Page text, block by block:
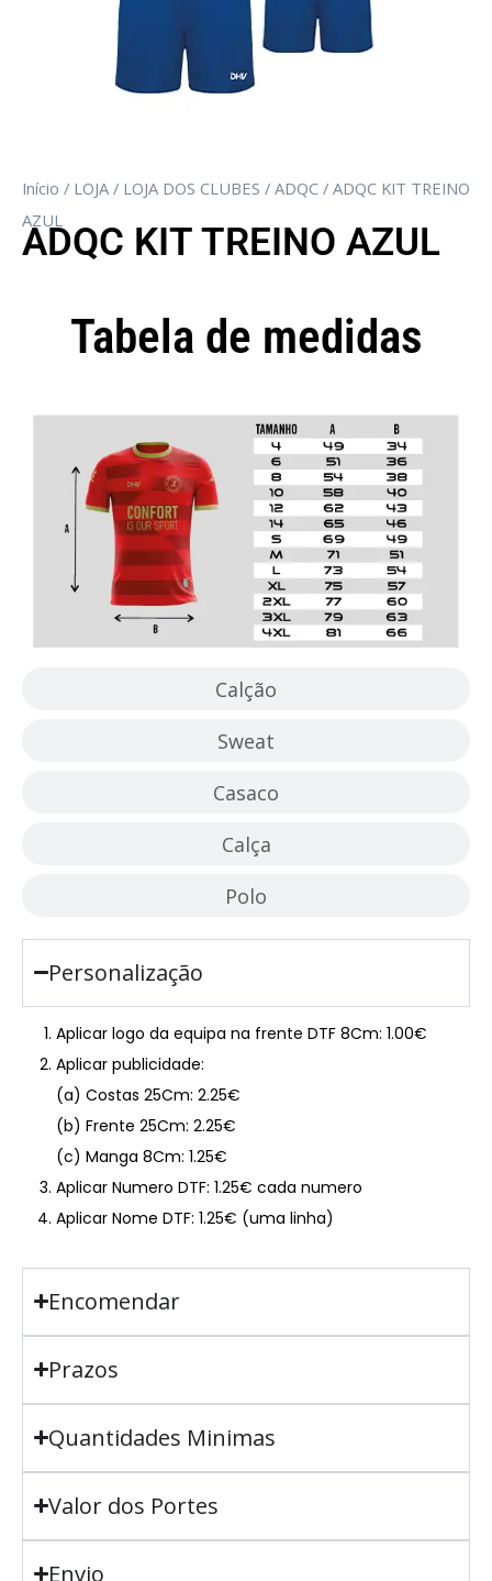
Início / LOJA / LOJA DOS CLUBES / ADQC / ADQC KIT TREINO
AZUL
ADQC KIT TREINO AZUL
Tabela de medidas
Calção
Sweat
Casaco
Calça
Polo
Personalização
Aplicar logo da equipa na frente DTF 8Cm: 1.00€
Aplicar publicidade:
(a) Costas 25Cm: 2.25€
(b) Frente 25Cm: 2.25€
(c) Manga 8Cm: 1.25€
Aplicar Numero DTF: 1.25€ cada numero
Aplicar Nome DTF: 1.25€ (uma linha)
Encomendar
Prazos
Quantidades Minimas
Valor dos Portes
Envio